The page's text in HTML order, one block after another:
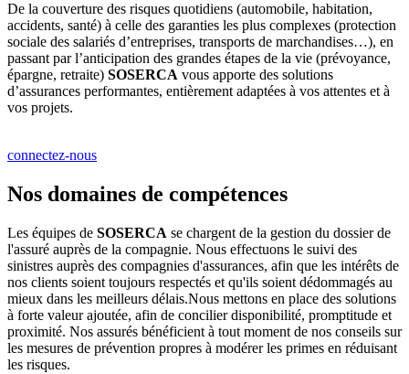
De la couverture des risques quotidiens (automobile, habitation,
accidents, santé) à celle des garanties les plus complexes (protection
sociale des salariés d’entreprises, transports de marchandises…), en
passant par l’anticipation des grandes étapes de la vie (prévoyance,
épargne, retraite) SOSERCA vous apporte des solutions
d’assurances performantes, entièrement adaptées à vos attentes et à
vos projets.
connectez-nous
Nos domaines de compétences
Les équipes de SOSERCA se chargent de la gestion du dossier de
l'assuré auprès de la compagnie. Nous effectuons le suivi des
sinistres auprès des compagnies d'assurances, afin que les intérêts de
nos clients soient toujours respectés et qu'ils soient dédommagés au
mieux dans les meilleurs délais.Nous mettons en place des solutions
à forte valeur ajoutée, afin de concilier disponibilité, promptitude et
proximité. Nos assurés bénéficient à tout moment de nos conseils sur
les mesures de prévention propres à modérer les primes en réduisant
les risques.